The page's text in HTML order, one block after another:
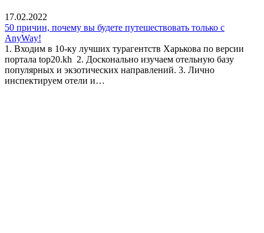
17.02.2022
50 причин, почему вы будете путешествовать только с
AnyWay!
1. Входим в 10-ку лучших турагентств Харькова по версии
портала top20.kh 2. Досконально изучаем отельную базу
популярных и экзотических направлений. 3. Лично
инспектируем отели и…